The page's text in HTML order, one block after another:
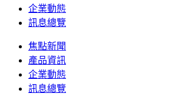
企業動態
訊息總覽
焦點新聞
產品資訊
企業動態
訊息總覽